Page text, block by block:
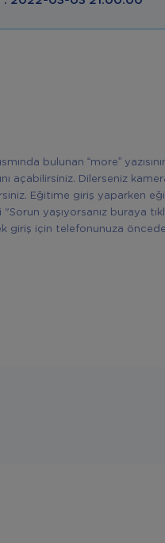
bulunan “more”
açabilirsiniz. Dilerseniz
Eğitime giriş yaparken
yaşıyorsanız buraya
giriş için telefonunuza